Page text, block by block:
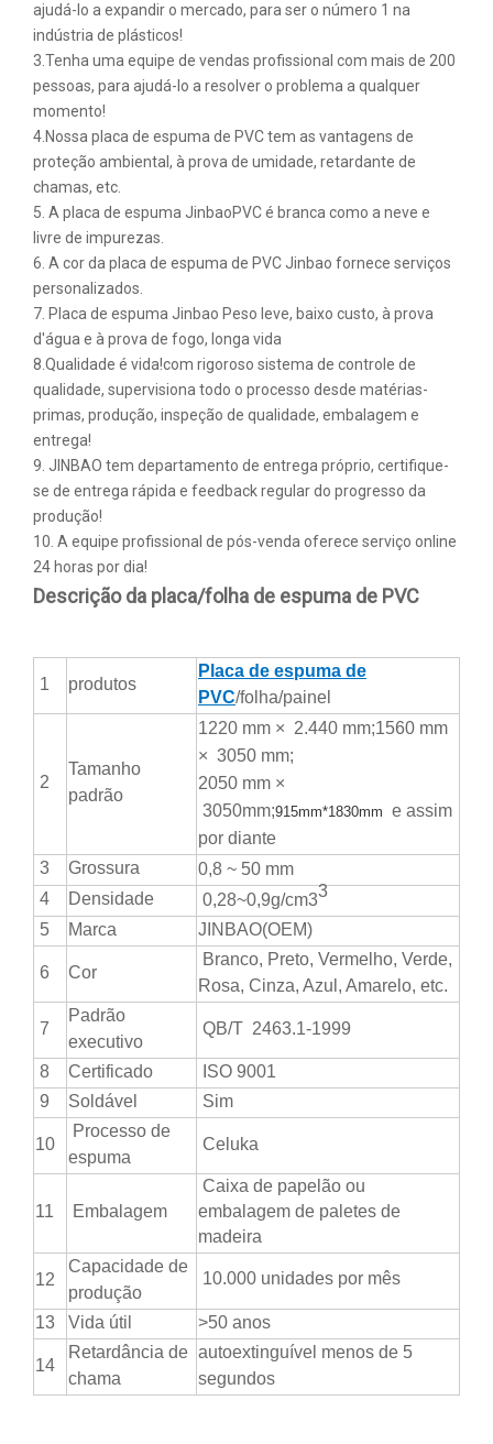
ajudá-lo a expandir o mercado, para ser o número 1 na
indústria de plásticos!
3.Tenha uma equipe de vendas profissional com mais de 200
pessoas, para ajudá-lo a resolver o problema a qualquer
momento!
4.Nossa placa de espuma de PVC tem as vantagens de
proteção ambiental, à prova de umidade, retardante de
chamas, etc.
5. A placa de espuma JinbaoPVC é branca como a neve e
livre de impurezas.
6. A cor da placa de espuma de PVC Jinbao fornece serviços
personalizados.
7. Placa de espuma Jinbao Peso leve, baixo custo, à prova
d'água e à prova de fogo, longa vida
8.Qualidade é vida!com rigoroso sistema de controle de
qualidade, supervisiona todo o processo desde matérias-
primas, produção, inspeção de qualidade, embalagem e
entrega!
9. JINBAO tem departamento de entrega próprio, certifique-
se de entrega rápida e feedback regular do progresso da
produção!
10. A equipe profissional de pós-venda oferece serviço online
24 horas por dia!
Descrição da placa/folha de espuma de PVC
1 produtos
Placa de espuma de
PVC/folha/painel
2
Tamanho
padrão
1220 mm × 2.440 mm;1560 mm
× 3050 mm;
2050 mm ×
3050mm;915mm*1830mm e assim
por diante
3
Grossura
0,8 ~ 50 mm
4
Densidade 0,28~0,9g/cm33
5 Marca JINBAO(OEM)
6 Cor
Branco, Preto, Vermelho, Verde,
Rosa, Cinza, Azul, Amarelo, etc.
7
Padrão
executivo
QB/T 2463.1-1999
8 Certificado
ISO 9001
9
Soldável Sim
10
Processo de
espuma
Celuka
11 Embalagem
Caixa de papelão ou
embalagem de paletes de
madeira
12
Capacidade de
produção
10.000 unidades por mês
13 Vida útil >50 anos
14
Retardância de
chama
autoextinguível menos de 5
segundos